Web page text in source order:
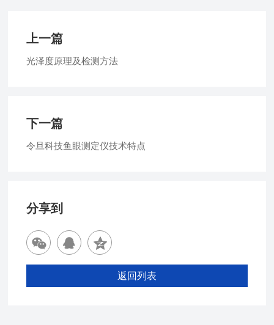
上一篇
光泽度原理及检测方法
下一篇
令旦科技鱼眼测定仪技术特点
分享到
返回列表